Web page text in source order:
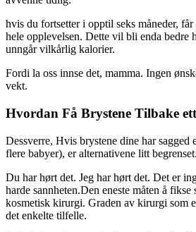
hvis du fortsetter i opptil seks måneder,
hele opplevelsen. Dette vil bli enda bedre
unngår vilkårlig kalorier.
Fordi la oss innse det, mamma. Ingen
vekt.
Hvordan Få Brystene Tilbake
Dessverre, Hvis brystene dine har sagged
flere babyer), er alternativene litt begrenset.
Du har hørt det. Jeg har hørt det. Det er
harde sannheten.Den eneste måten å fikse
kosmetisk kirurgi. Graden av kirurgi som
det enkelte tilfelle.